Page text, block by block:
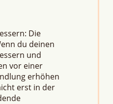
Die
du deinen
und
vor einer
erhöhen
erst in der